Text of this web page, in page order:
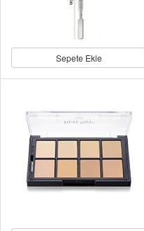
Sepete Ekle